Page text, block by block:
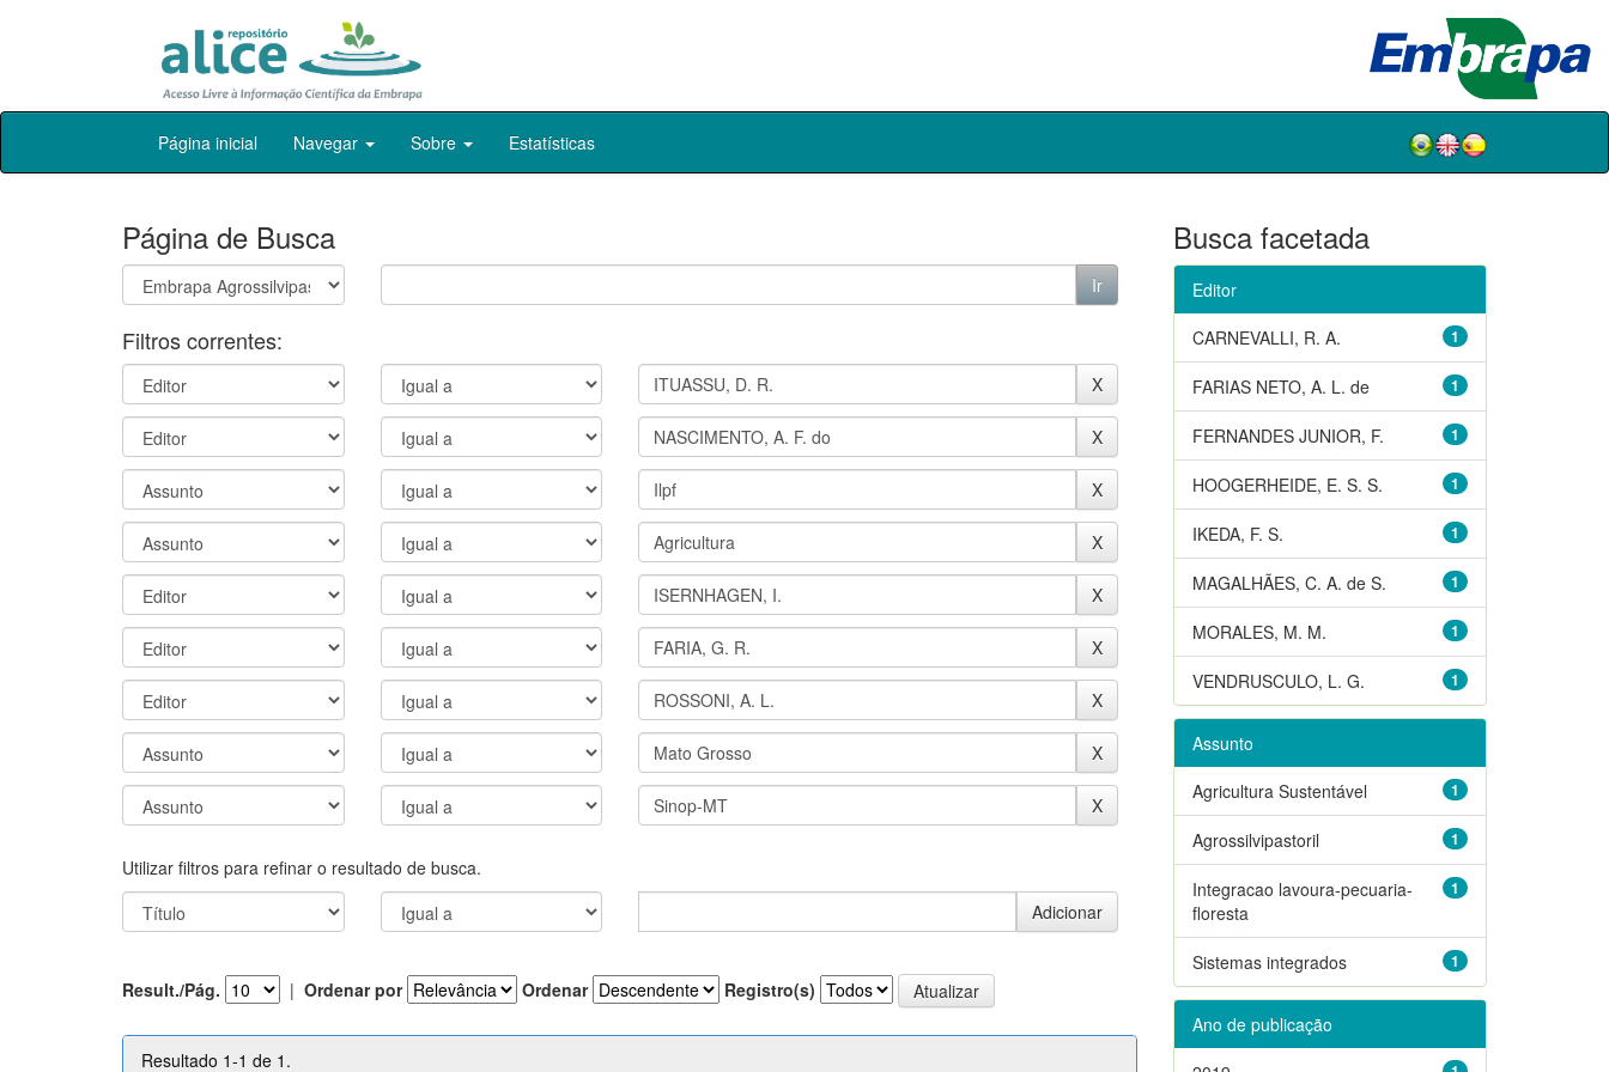
Skip
Página inicial Navegar Sobre Estatísticas
Página de Busca
Filtros correntes:
Utilizar filtros para refinar o resultado de busca.
Result./Pág. | Ordenar por Ordenar Registro(s)
Resultado 1-1 de 1.
Busca facetada
Editor
1
CARNEVALLI, R. A.
1
FARIAS NETO, A. L. de
1
FERNANDES JUNIOR, F.
1
HOOGERHEIDE, E. S. S.
1
IKEDA, F. S.
1
MAGALHÃES, C. A. de S.
1
MORALES, M. M.
1
VENDRUSCULO, L. G.
Assunto
1
Agricultura Sustentável
1
Agrossilvipastoril
1
Integracao lavoura-pecuaria-
floresta
1
Sistemas integrados
Ano de publicação